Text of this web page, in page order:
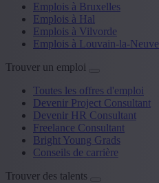
Emplois à Bruxelles
Emplois à Hal
Emplois à Vilvorde
Emplois à Louvain-la-Neuve
Trouver un emploi
Toutes les offres d'emploi
Devenir Project Consultant
Devenir HR Consultant
Freelance Consultant
Bright Young Grads
Conseils de carrière
Trouver des talents